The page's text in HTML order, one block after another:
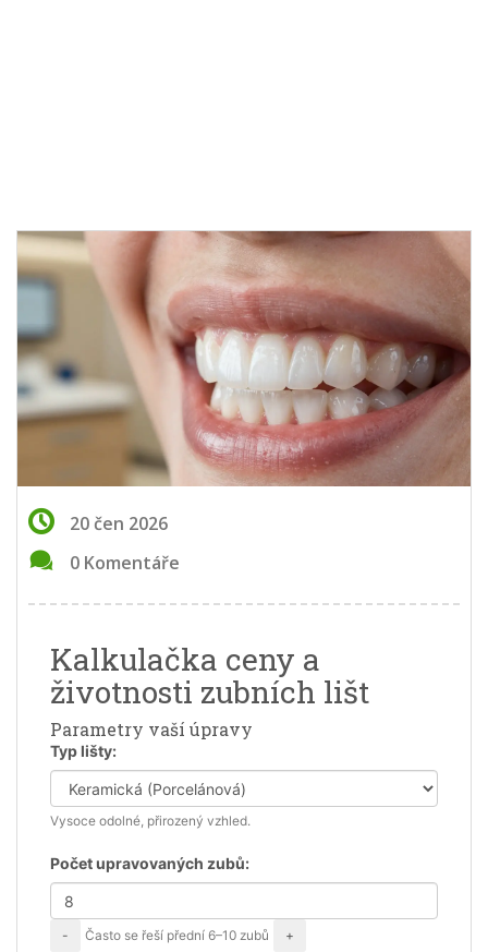
20 čen 2026
0 Komentáře
Kalkulačka ceny a
životnosti zubních lišt
Parametry vaší úpravy
Typ lišty:
Vysoce odolné, přirozený vzhled.
Počet upravovaných zubů:
- Často se řeší přední 6–10 zubů +